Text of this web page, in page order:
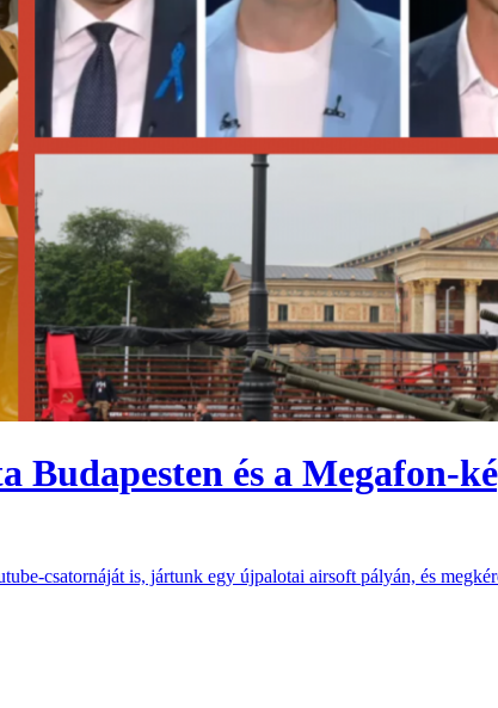
Budapesten és a Megafon-
csatornáját is, jártunk egy újpalotai airsoft pályán, és